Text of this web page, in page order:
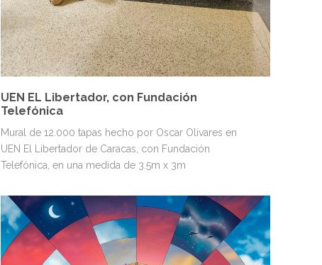
UEN EL Libertador, con Fundación
Telefónica
Mural de 12.000 tapas hecho por Oscar Olivares en
UEN El Libertador de Caracas, con Fundación
Telefónica, en una medida de 3.5m x 3m